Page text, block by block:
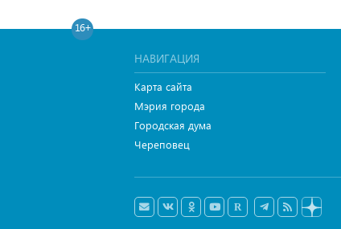
16+
НАВИГАЦИЯ
Карта сайта
Мэрия города
Городская дума
Череповец